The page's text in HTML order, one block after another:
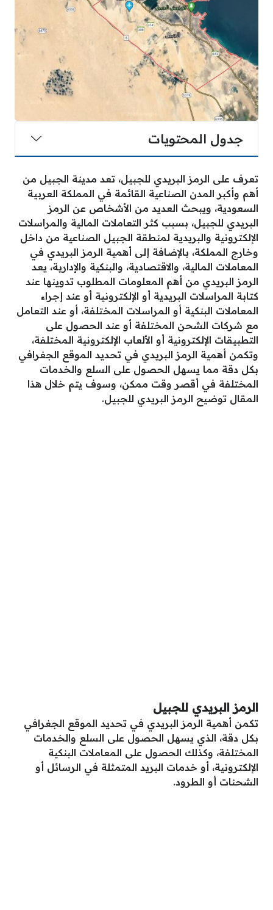
جدول المحتويات
تعرف على الرمز البريدي للجبيل، تعد مدينة الجبيل من
أهم وأكبر المدن الصناعية القائمة في المملكة العربية
السعودية، ويبحث العديد من الأشخاص عن الرمز
البريدي للجبيل، بسبب كثر التعاملات المالية والمراسلات
الإلكترونية والبريدية لمنطقة الجبيل الصناعية من داخل
وخارج المملكة، بالإضافة إلى أهمية الرمز البريدي في
المعاملات المالية، والاقتصادية، والبنكية والإدارية، يعد
الرمز البريدي من أهم المعلومات المطلوب تدوينها عند
كتابة المراسلات البريدية أو الإلكترونية أو عند إجراء
المعاملات البنكية أو المراسلات المختلفة، أو عند التعامل
مع شركات الشحن المختلفة أو عند الحصول على
التطبيقات الإلكترونية أو الألعاب الإلكترونية المختلفة،
وتكمن أهمية الرمز البريدي في تحديد الموقع الجغرافي
بكل دقة مما يسهل الحصول على السلع والخدمات
المختلفة في أقصر وقت ممكن، وسوف يتم خلال هذا
المقال توضيح الرمز البريدي للجبيل.
الرمز البريدي للجبيل
تكمن أهمية الرمز البريدي في تحديد الموقع الجغرافي
بكل دقة، الذي يسهل الحصول على السلع والخدمات
المختلفة، وكذلك الحصول على المعاملات البنكية
الإلكترونية، أو خدمات البريد المتمثلة في الرسائل أو
الشحنات أو الطرود.